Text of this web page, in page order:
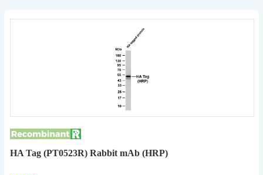
HA Tag (PT0523R) Rabbit mAb (HRP)